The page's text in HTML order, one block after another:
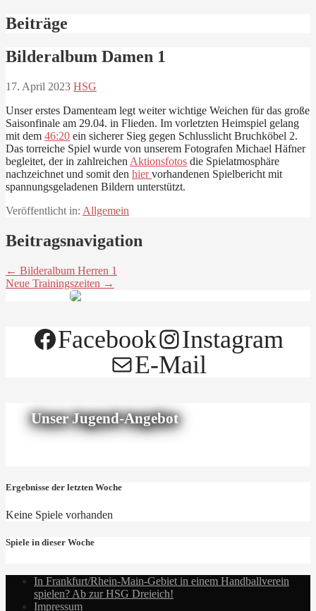
Beiträge
Bilderalbum Damen 1
17. April 2023 HSG
Unser erstes Damenteam legt weiter wichtige Weichen für das große
Saisonfinale am 29.04. in Flieden. Im vorletzten Heimspiel gelang
mit dem 46:20 ein sicherer Sieg gegen Schlusslicht Bruchköbel 2.
Das torreiche Spiel wurde von unserem Fotografen Michael Häfner
begleitet, der in zahlreichen Aktionsfotos die Spielatmosphäre
nachzeichnet und somit den hiervorhandenen Spielbericht mit
spannungsgeladenen Bildern unterstützt.
Veröffentlicht in: Allgemein
Beitragsnavigation
← Bilderalbum Herren 1
Neue Trainingszeiten →
Facebook
Instagram
E-Mail
Unser Jugend-Angebot
Ergebnisse der letzten Woche
Keine Spiele vorhanden
Spiele in dieser Woche
In Frankfurt/Rhein-Main-Gebiet in einem Handballverein
spielen? Ab zur HSG Dreieich!
Impressum